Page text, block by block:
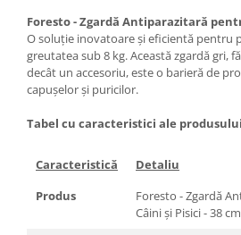
Foresto - Zgardă Antiparazitară
O soluție inovatoare și eficientă pentru
greutatea sub 8 kg. Această zgardă gri,
decât un accesoriu, este o barieră de
capușelor și puricilor.
Tabel cu caracteristici ale
Caracteristică
Detaliu
Produs
Foresto - Zgardă
Câini și Pisici - 38 cm